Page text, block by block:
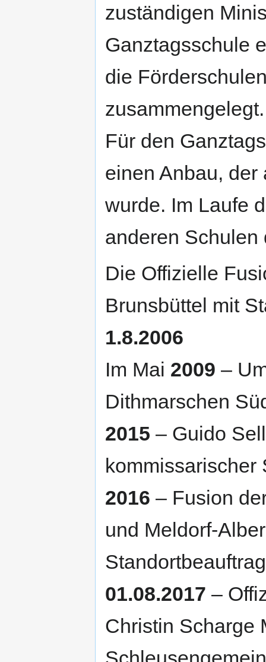
zuständigen
Ganztagsschule
die
zusammengelegt.
Für den
einen Anbau,
wurde. Im Laufe
anderen Schulen
Die Offizielle
Brunsbüttel mit
1.8.2006
Im Mai 2009 –
Dithmarschen
2015 – Guido
kommissarischer
2016 – Fusion
und Meldorf-
01.08.2017 –
Christin Scharge